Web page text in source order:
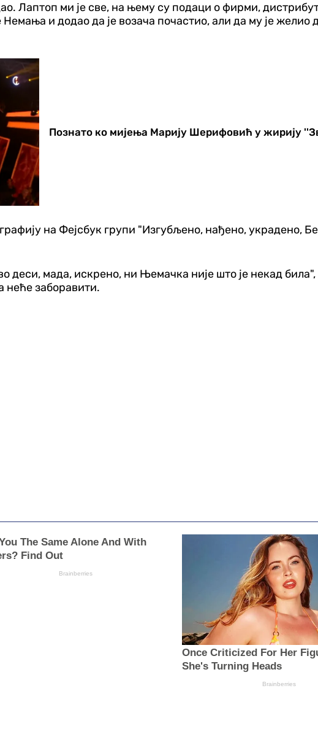
Лаптоп ми је све, на њему су подаци о фирми,
Немања и додао да је возача почастио, али да му је
Познато ко мијења Марију Шерифовић у жирију
на Фејсбук групи "Изгубљено, нађено, украдено,
деси, мада, искрено, ни Њемачка није што је некад
неће заборавити.